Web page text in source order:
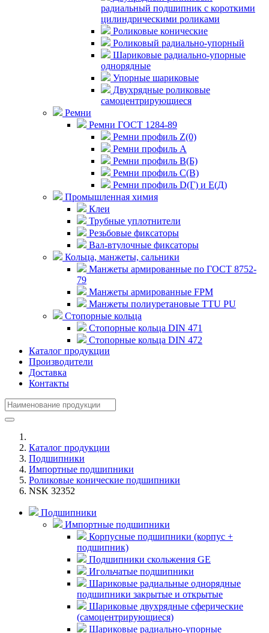
радиальный подшипник с короткими
цилиндрическими роликами
Роликовые конические
Роликовый радиально-упорный
Шариковые радиально-упорные
однорядные
Упорные шариковые
Двухрядные роликовые
самоцентрирующиеся
Ремни
Ремни ГОСТ 1284-89
Ремни профиль Z(0)
Ремни профиль А
Ремни профиль В(Б)
Ремни профиль С(В)
Ремни профиль D(Г) и E(Д)
Промышленная химия
Клеи
Трубные уплотнители
Резьбовые фиксаторы
Вал-втулочные фиксаторы
Кольца, манжеты, сальники
Манжеты армированные по ГОСТ 8752-
79
Манжеты армированные FPM
Манжеты полиуретановые TTU PU
Стопорные кольца
Стопорные кольца DIN 471
Стопорные кольца DIN 472
Каталог продукции
Производители
Доставка
Контакты
Каталог продукции
Подшипники
Импортные подшипники
Роликовые конические подшипники
NSK 32352
Подшипники
Импортные подшипники
Корпусные подшипники (корпус +
подшипник)
Подшипники скольжения GE
Игольчатые подшипники
Шариковые радиальные однорядные
подшипники закрытые и открытые
Шариковые двухрядные сферические
(самоцентрирующиеся)
Шариковые радиально-упорные